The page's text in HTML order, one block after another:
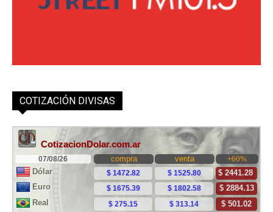
COTIZACIÓN DIVISAS